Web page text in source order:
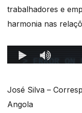
trabalhadores e
harmonia nas
José Silva –
Angola